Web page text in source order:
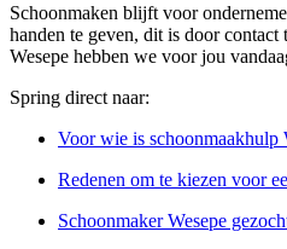
Schoonmaken blijft voor
handen te geven, dit is door
Wesepe hebben we voor jou
Spring direct naar:
Voor wie is schoonmaakhulp
Redenen om te kiezen voor
Schoonmaker Wesepe